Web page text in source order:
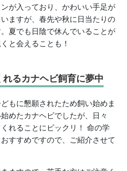
が入っており、かわいい手足が
ますが、春先や秋に日当たりの
夏でも日陰で休んでいることが
と会えることも！
るカナヘビ飼育に夢中
もに懇願されたため飼い始めま
めたカナヘビでしたが、日々
れることにビックリ！ 命の学
すすめですので、ご紹介させて